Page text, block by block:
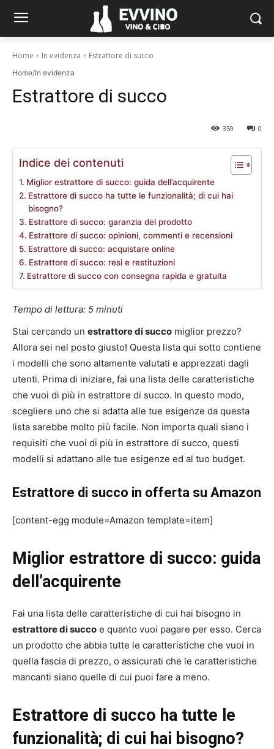
Home In evidenza Estrattore di succo
Home/In evidenza
Estrattore di succo
0
359
Indice dei contenuti
Miglior estrattore di succo: guida dell’acquirente
Estrattore di succo ha tutte le funzionalità; di cui hai
bisogno?
Estrattore di succo: garanzia del prodotto
Estrattore di succo: opinioni, commenti e recensioni
Estrattore di succo: acquistare online
Estrattore di succo: resi e restituzioni
Estrattore di succo con consegna rapida e gratuita
Tempo di lettura: 5 minuti
Stai cercando un estrattore di succo miglior prezzo?
Allora sei nel posto giusto! Questa lista qui sotto contiene
i modelli che sono altamente valutati e apprezzati dagli
utenti. Prima di iniziare, fai una lista delle caratteristiche
che vuoi di più in estrattore di succo. In questo modo,
scegliere uno che si adatta alle tue esigenze da questa
lista sarebbe molto più facile. Non importa quali siano i
requisiti che vuoi di più in estrattore di succo, questi
modelli si adattano alle tue esigenze ed al tuo budget.
Estrattore di succo in offerta su Amazon
[content-egg module=Amazon template=item]
Miglior estrattore di succo: guida
dell’acquirente
Fai una lista delle caratteristiche di cui hai bisogno in
estrattore di succo e quanto vuoi pagare per esso. Cerca
un prodotto che abbia tutte le caratteristiche che vuoi in
quella fascia di prezzo, o assicurati che le caratteristiche
mancanti siano quelle di cui puoi fare a meno.
Estrattore di succo ha tutte le
funzionalità; di cui hai bisogno?